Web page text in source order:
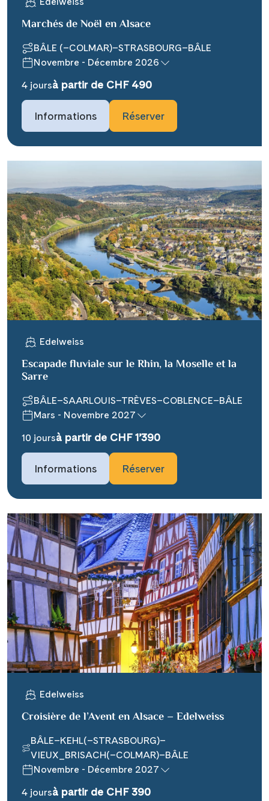
Teile diese Reise
object type Ausflug ###
Facebook
Messenger
X
WhatsApp
Telegram
per E-Mail senden
Link kopieren
### beschreibung_headline_default
does not exist in object type Ausflug
###
Marchés de Noël en Alsace
BÂLE (–COLMAR)–STRASBOURG–BÂLE
Novembre - Décembre 2026
4 joursà partir de CHF 490
Informations Réserver
Edelweiss
Escapade fluviale sur le Rhin, la Moselle et la
Sarre
BÂLE–SAARLOUIS–TRÈVES–COBLENCE–BÂLE
Mars - Novembre 2027
10 joursà partir de CHF 1’390
Informations Réserver
Edelweiss
Croisière de l’Avent en Alsace – Edelweiss
BÂLE–KEHL(–STRASBOURG)–
VIEUX_BRISACH(–COLMAR)–BÂLE
Novembre - Décembre 2027
4 joursà partir de CHF 390